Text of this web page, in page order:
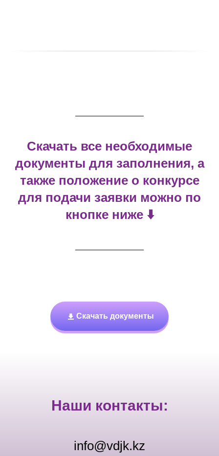
Скачать все необходимые
документы для заполнения, а
также положение о конкурсе
для подачи заявки можно по
кнопке ниже ⬇️
Скачать документы
Наши контакты:
info@vdjk.kz